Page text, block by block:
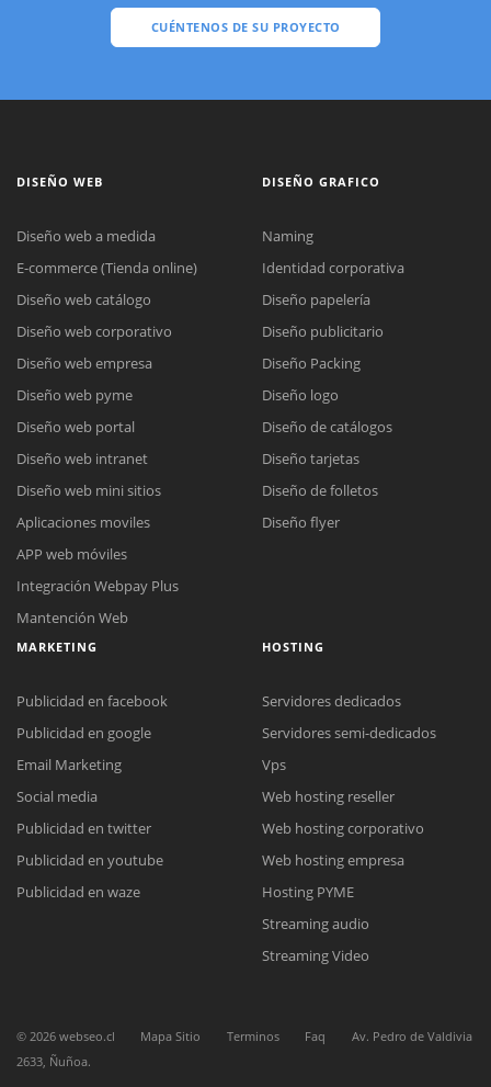
CUÉNTENOS DE SU PROYECTO
Reunión online
Nuestros ejecutivos le enviarán un correo electrónico con el enlace a
Meet para la reunión online.
Cotización
Chat Online
Todos nuestros ejecutivos están fuera de línea. Complete el formulario
DISEÑO WEB
Diseño web a medida
E-commerce (Tienda online)
Diseño web catálogo
Diseño web corporativo
Diseño web empresa
Diseño web pyme
Diseño web portal
Diseño web intranet
Diseño web mini sitios
Aplicaciones moviles
APP web móviles
Integración Webpay Plus
Mantención Web
DISEÑO GRAFICO
Naming
Identidad corporativa
Diseño papelería
Diseño publicitario
Diseño Packing
Diseño logo
Diseño de catálogos
Diseño tarjetas
Diseño de folletos
Diseño flyer
MARKETING
Publicidad en facebook
Publicidad en google
Email Marketing
Social media
Publicidad en twitter
Publicidad en youtube
Publicidad en waze
HOSTING
Servidores dedicados
Servidores semi-dedicados
Vps
Web hosting reseller
Web hosting corporativo
Web hosting empresa
Hosting PYME
Streaming audio
Streaming Video
© 2026 webseo.cl Mapa Sitio Terminos Faq
Av. Pedro de Valdivia
2633, Ñuñoa.